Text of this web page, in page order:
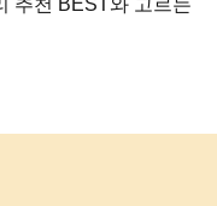
추천 BEST와 고르는